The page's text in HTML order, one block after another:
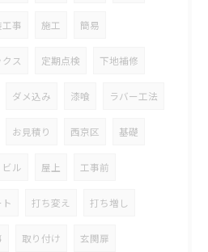
事 施工 簡易
ス 定期点検 下地補修
ダメ込み 漆喰 ラバー工法
お見積り 西京区 基礎
ビル 屋上 工事前
打ち変え 打ち増し
取り付け 玄関扉